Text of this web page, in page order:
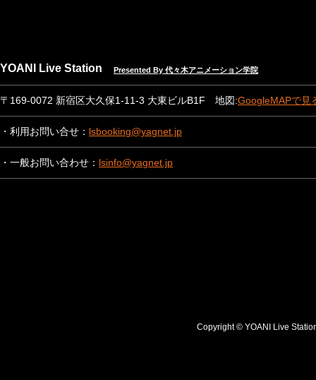
YOANI Live Station Presented By 代々木アニメーション学院
〒169-0072 新宿区大久保1-11-3 大東ビルB1F 地図:GoogleMAPで見
・利用お問い合せ： lsbooking@yagnet.jp
・一般お問い合わせ： lsinfo@yagnet.jp
Copyright © YOANI Live